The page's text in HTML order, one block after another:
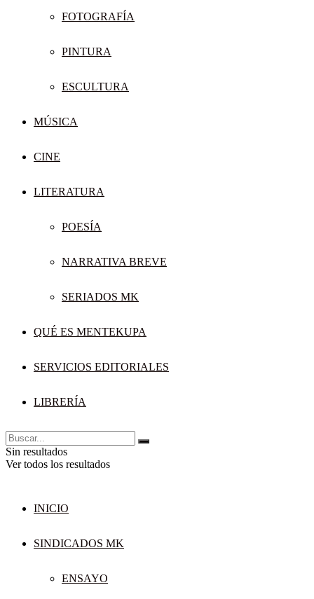
FOTOGRAFÍA
PINTURA
ESCULTURA
MÚSICA
CINE
LITERATURA
POESÍA
NARRATIVA BREVE
SERIADOS MK
QUÉ ES MENTEKUPA
SERVICIOS EDITORIALES
LIBRERÍA
Sin resultados
Ver todos los resultados
INICIO
SINDICADOS MK
ENSAYO